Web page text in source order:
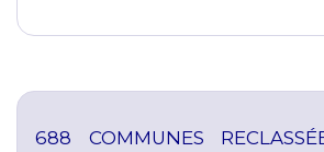
688 COMMUNES